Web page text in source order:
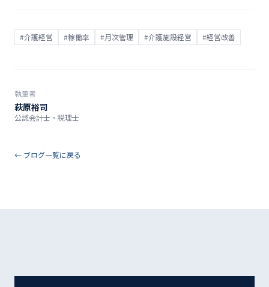
#介護経営 #稼働率 #月次管理 #介護施設経営 #経営改善
執筆者
萩原裕司
公認会計士・税理士
← ブログ一覧に戻る